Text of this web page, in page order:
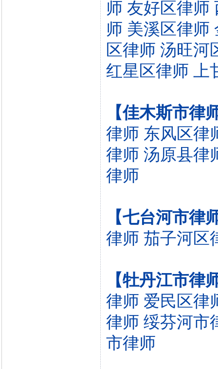
师 友好区律师
师 美溪区律师
区律师 汤旺河
红星区律师
【佳木斯市律
律师 东风区律
律师 汤原县律
律师
【七台河市律
律师 茄子河区
【牡丹江市律
律师 爱民区律
律师 绥芬河市
市律师